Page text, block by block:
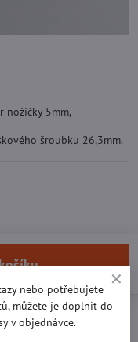
nožičky 5mm,
šroubku 26,3mm.
košíku
nebo potřebujete
můžete je doplnit do
v objednávce.